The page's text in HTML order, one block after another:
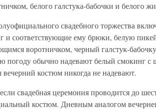
белого галстука-бабочки и белого
свадебного торжества
и соответствующие ему брюки, белую
воротничком, черный галстук-
погоду обычно надевают белый смокинг
вечерний костюм никогда не надевают.
свадебная церемония проводится до
костюм. Дневным аналогом